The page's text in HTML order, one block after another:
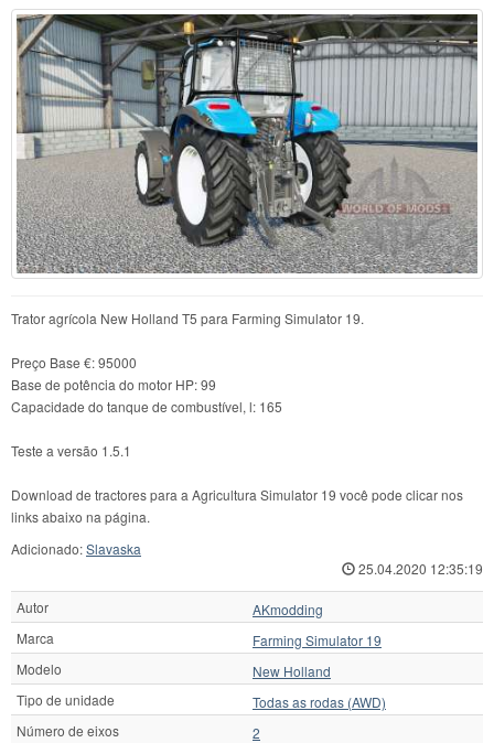
Trator agrícola New Holland T5 para Farming Simulator 19.
Preço Base €: 95000
Base de potência do motor HP: 99
Capacidade do tanque de combustível, l: 165
Teste a versão 1.5.1
Download de tractores para a Agricultura Simulator 19 você pode clicar nos
links abaixo na página.
Adicionado:Slavaska
25.04.2020 12:35:19
Autor
AKmodding
Marca
Farming Simulator 19
Modelo
New Holland
Tipo de unidade
Todas as rodas (AWD)
Número de eixos
2